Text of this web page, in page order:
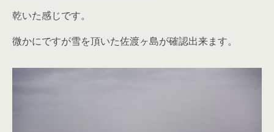
乾いた感じです。
微かにですが雪を頂いた佐渡ヶ島が確認出来ます。